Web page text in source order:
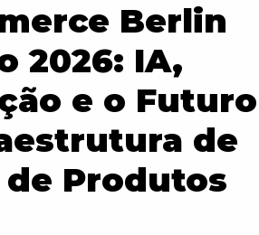
Berlin
2026: IA,
e o Futuro
de
de Produtos